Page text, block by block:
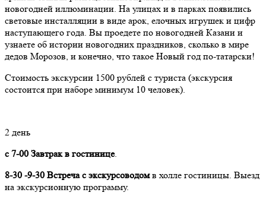
новогодней иллюминации. На улицах и в парках появились
световые инсталляции в виде арок, елочных игрушек и цифр
наступающего года. Вы проедете по новогодней Казани и
узнаете об истории новогодних праздников, сколько в мире
дедов Морозов, и конечно, что такое Новый год по-татарски!
Стоимость экскурсии 1500 рублей с туриста (экскурсия
состоится при наборе минимум 10 человек).
2 день
с 7-00 Завтрак в гостинице.
8-30 -9-30 Встреча с экскурсоводомв холле гостиницы. Выезд
на экскурсионную программу.